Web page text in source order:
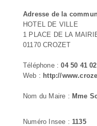
Adresse de la
HOTEL DE VILLE
1 PLACE DE LA
01170 CROZET
Téléphone :04 50 41
Web : http://
Nom du Maire : Mme
Numéro Insee : 1135